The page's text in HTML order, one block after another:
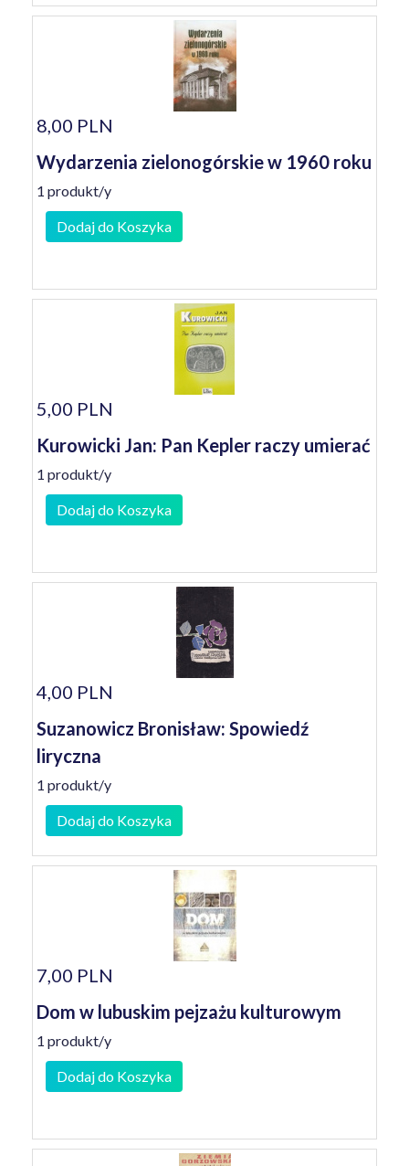
8,00 PLN
Wydarzenia zielonogórskie w 1960 roku
1 produkt/y
Dodaj do Koszyka
5,00 PLN
Kurowicki Jan: Pan Kepler raczy umierać
1 produkt/y
Dodaj do Koszyka
4,00 PLN
Suzanowicz Bronisław: Spowiedź
liryczna
1 produkt/y
Dodaj do Koszyka
7,00 PLN
Dom w lubuskim pejzażu kulturowym
1 produkt/y
Dodaj do Koszyka